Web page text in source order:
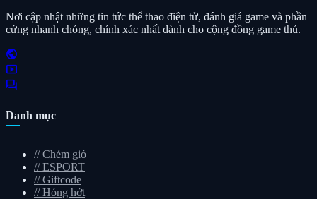
Nơi cập nhật những tin tức thể thao điện tử, đánh giá game và phần
cứng nhanh chóng, chính xác nhất dành cho cộng đồng game thủ.
public
smart_display
forum
Danh mục
// Chém gió
// ESPORT
// Giftcode
// Hóng hớt